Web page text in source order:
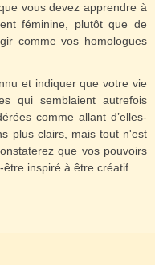
vous devez apprendre à
féminine, plutôt que de
comme vos homologues
et indiquer que votre vie
qui semblaient autrefois
comme allant d’elles-
plus clairs, mais tout n'est
que vos pouvoirs
inspiré à être créatif.